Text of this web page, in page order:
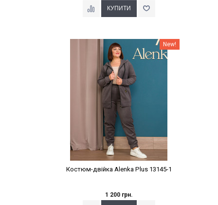
Наклейки Варіант з % New!
Костюм-двійка Alenka Plus 13145-1
1 200 грн.